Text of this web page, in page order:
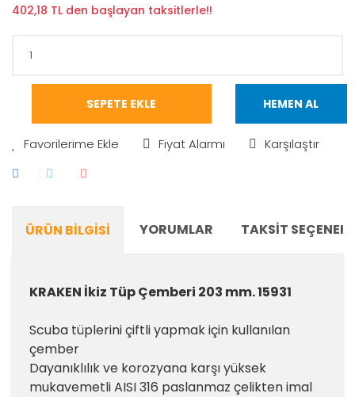
402,18 TL den başlayan taksitlerle!!
SEPETE EKLE HEMEN AL
Fiyat Alarmı Karşılaştır
ÜRÜN BILGISI YORUMLAR TAKSIT
KRAKEN İkiz Tüp Çemberi 203 mm. 15931
Scuba tüplerini çiftli yapmak için kullanılan
çember
Dayanıklılık ve korozyana karşı yüksek
mukavemetli AISI 316 paslanmaz çelikten imal